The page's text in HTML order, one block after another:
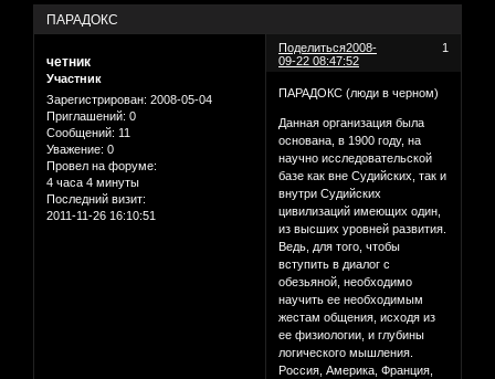
ПАРАДОКС
Поделиться 1
2008-
09-22 08:47:52
четник
Участник
Зарегистрирован: 2008-05-04
Приглашений: 0
Сообщений: 11
Уважение: 0
Провел на форуме:
4 часа 4 минуты
Последний визит:
2011-11-26 16:10:51
ПАРАДОКС (люди в черном)
Данная организация была
основана, в 1900 году, на
научно исследовательской
базе как вне Судийских, так и
внутри Судийских
цивилизаций имеющих один,
из высших уровней развития.
Ведь, для того, чтобы
вступить в диалог с
обезьяной, необходимо
научить ее необходимым
жестам общения, исходя из
ее физиологии, и глубины
логического мышления.
Россия, Америка, Франция,